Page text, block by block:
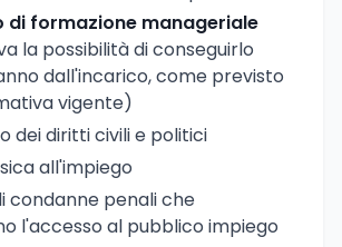
formazione manageriale
la possibilità di conseguirlo
dall'incarico, come previsto
vigente)
dei diritti civili e politici
all'impiego
condanne penali che
l'accesso al pubblico impiego